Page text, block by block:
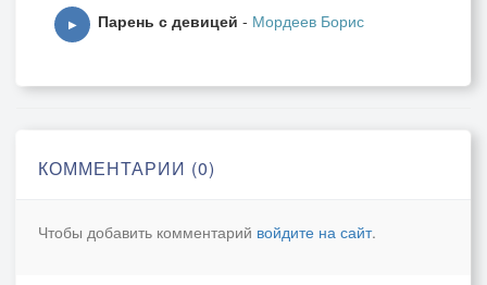
▶ Парень с девицей - Мордеев Борис
КОММЕНТАРИИ (0)
Чтобы добавить комментарий войдите на сайт.